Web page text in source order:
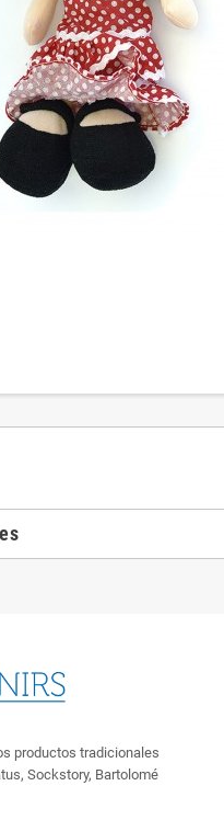
productos tradicionales
Sockstory, Bartolomé